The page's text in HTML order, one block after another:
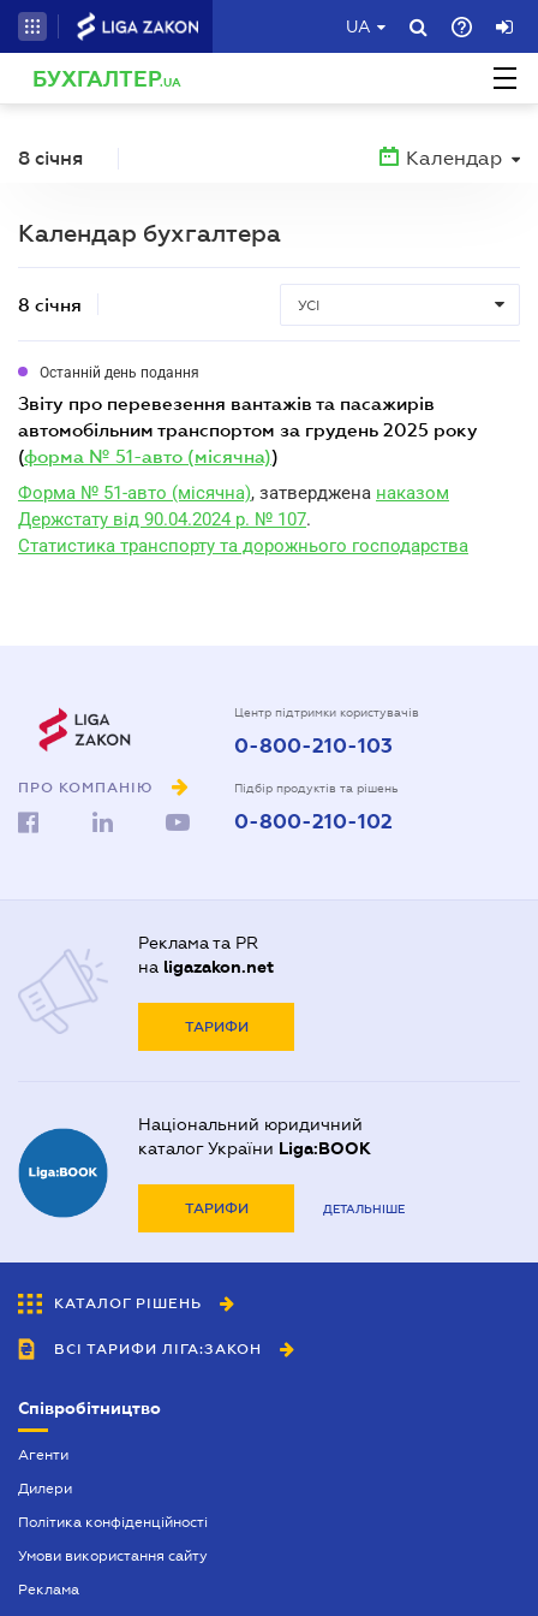
UA
БУХГАЛТЕР.UA
8 січня Календар
Календар бухгалтера
8 січня УСІ
Останній день подання
звіту про перевезення вантажів та пасажирів
автомобільним транспортом за грудень 2025 року
(форма № 51-авто (місячна))
Форма № 51-авто (місячна), затверджена наказом
Держстату від 90.04.2024 р. № 107.
Статистика транспорту та дорожнього господарства
ПРО КОМПАНІЮ
Центр підтримки користувачів
0-800-210-103
Підбір продуктів та рішень
0-800-210-102
Реклама та PR
на ligazakon.net
ТАРИФИ
Національний юридичний
каталог України Liga:BOOK
ТАРИФИ ДЕТАЛЬНІШЕ
КАТАЛОГ РІШЕНЬ
ВСІ ТАРИФИ ЛІГА:ЗАКОН
Співробітництво
Агенти
Дилери
Політика конфіденційності
Умови використання сайту
Реклама